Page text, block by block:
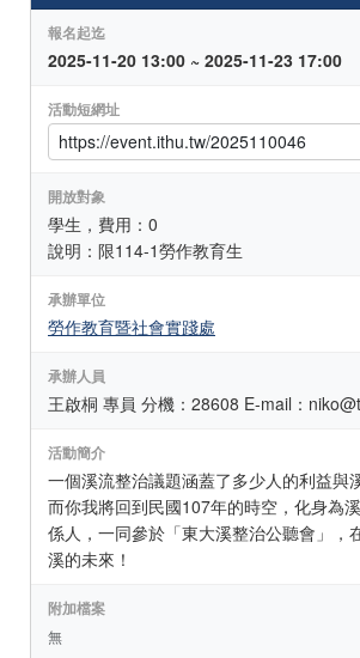
報名起迄
2025-11-20 13:00 ~ 2025-11-23 17:00
活動短網址
開放對象
學生，費用：0
說明：限114-1勞作教育生
承辦單位
勞作教育暨社會實踐處
承辦人員
王啟桐 專員 分機：28608 E-mail：
活動簡介
一個溪流整治議題涵蓋了多少人的利益與
而你我將回到民國107年的時空，化身為
係人，一同參於「東大溪整治公聽會」，
溪的未來！
附加檔案
無